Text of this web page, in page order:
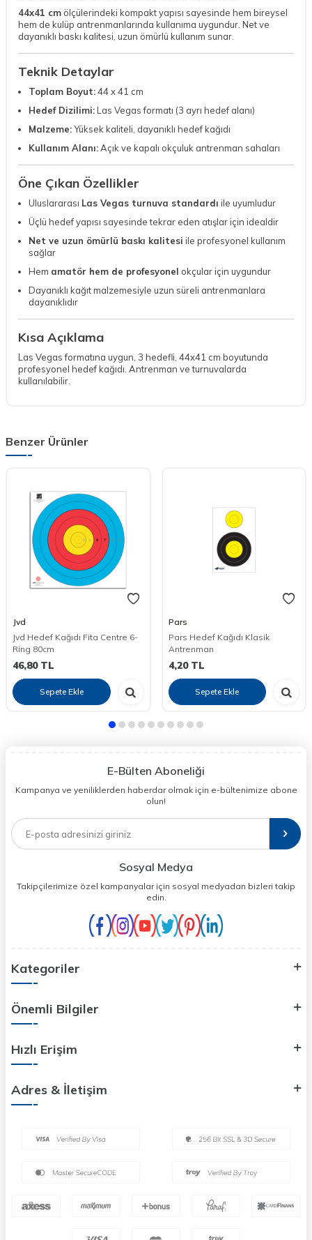
44x41 cm ölçülerindeki kompakt yapısı sayesinde hem bireysel
hem de kulüp antrenmanlarında kullanıma uygundur. Net ve
dayanıklı baskı kalitesi, uzun ömürlü kullanım sunar.
Teknik Detaylar
Toplam Boyut:44 x 41 cm
Hedef Dizilimi:Las Vegas formatı (3 ayrı hedef alanı)
Malzeme:Yüksek kaliteli, dayanıklı hedef kağıdı
Kullanım Alanı:Açık ve kapalı okçuluk antrenman sahaları
Öne Çıkan Özellikler
Uluslararası Las Vegas turnuva standardı ile uyumludur
Üçlü hedef yapısı sayesinde tekrar eden atışlar için idealdir
Net ve uzun ömürlü baskı kalitesi ile profesyonel kullanım
sağlar
Hem amatör hem de profesyonel okçular için uygundur
Dayanıklı kağıt malzemesiyle uzun süreli antrenmanlara
dayanıklıdır
Kısa Açıklama
Las Vegas formatına uygun, 3 hedefli, 44x41 cm boyutunda
profesyonel hedef kağıdı. Antrenman ve turnuvalarda
kullanılabilir.
Benzer Ürünler
Jvd
Jvd Hedef Kağıdı Fita Centre 6-
Ring 80cm
46,80TL
Sepete Ekle
Pars
Pars Hedef Kağıdı Klasik
Antrenman
4,20TL
Sepete Ekle
E-Bülten Aboneliği
Kampanya ve yeniliklerden haberdar olmak için e-bültenimize abone
olun!
Sosyal Medya
Takipçilerimize özel kampanyalar için sosyal medyadan bizleri takip
edin.
Kategoriler
Önemli Bilgiler
Hızlı Erişim
Adres & İletişim